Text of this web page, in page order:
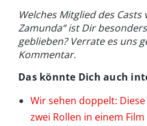
Welches Mitglied des Casts
Zamunda“ ist Dir
geblieben? Verrate es uns
Kommentar.
Das könnte Dich auch
Wir sehen doppelt:
zwei Rollen in einem Film